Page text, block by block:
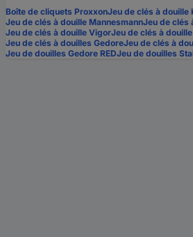
Boîte de cliquets ProxxonJeu de clés à douille
Jeu de clés à douille MannesmannJeu de clés
Jeu de clés à douille VigorJeu de clés à
Jeu de clés à douilles GedoreJeu de clés à
Jeu de douilles Gedore REDJeu de douilles